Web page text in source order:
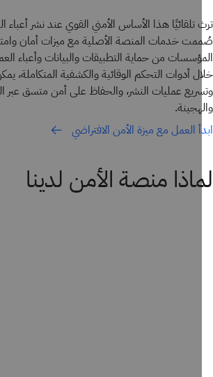
خدمات المنصة الأصلية مع ميزات أمان
من حماية التطبيقات والبيانات وأعباء
أدوات التحكم الوقائية والكشفية المتكاملة، يمكن
عمليات النشر، والحفاظ على أمن متسق عبر
العمل مع ميزة الأمن الافتراضي
منصة الأمن لدينا